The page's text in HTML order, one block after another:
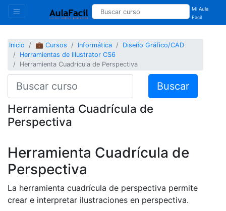
Mi Aula
Facil
Inicio 💼 Cursos Informática
Diseño Gráfico/CAD
Herramientas de Illustrator CS6
Herramienta Cuadrícula de Perspectiva
Buscar
Herramienta Cuadrícula de
Perspectiva
Herramienta Cuadrícula de
Perspectiva
La herramienta cuadrícula de perspectiva permite
crear e interpretar ilustraciones en perspectiva.